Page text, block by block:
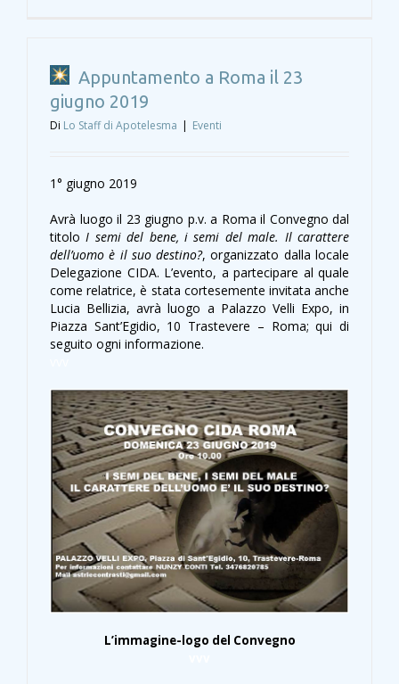
Appuntamento a Roma il 23
giugno 2019
Di Lo Staff di Apotelesma | Eventi
1° giugno 2019
Avrà luogo il 23 giugno p.v. a Roma il Convegno dal
titoloI semi del bene, i semi del male. Il carattere
dell’uomo è il suo destino?, organizzato dalla locale
Delegazione CIDA. L’evento, a partecipare al quale
come relatrice, è stata cortesemente invitata anche
Lucia Bellizia, avrà luogo a Palazzo Velli Expo, in
Piazza Sant’Egidio, 10 Trastevere – Roma; qui di
seguito ogni informazione.
L’immagine-logo del Convegno